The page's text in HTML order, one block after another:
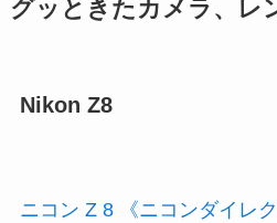
グッときたカメラ、レ
Nikon Z8
ニコン Z 8 《ニコンダイレ